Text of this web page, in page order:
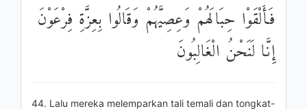
فَأَلْقَوْا حِبَالَهُمْ وَعِصِيَّهُمْ وَقَالُوا بِعِزَّةِ فِرْعَوْنَ
إِنَّا لَنَحْنُ الْغَالِبُونَ
44. Lalu mereka melemparkan tali temali dan tongkat-